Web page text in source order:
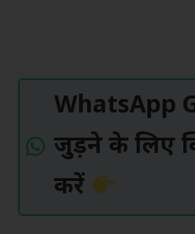
WhatsApp
जुड़ने के लिए
करें